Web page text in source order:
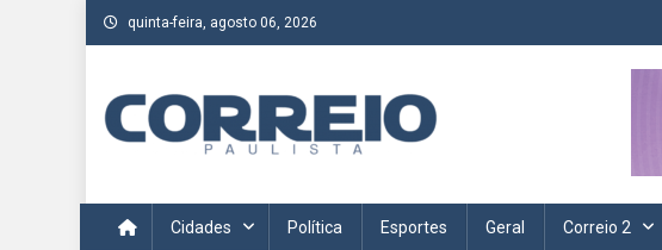
Skip
to
quinta-feira, agosto 06, 2026
Acompanhe as últimas notícias da região no Correio Paulista.
Cidades Política Esportes Geral Correio 2